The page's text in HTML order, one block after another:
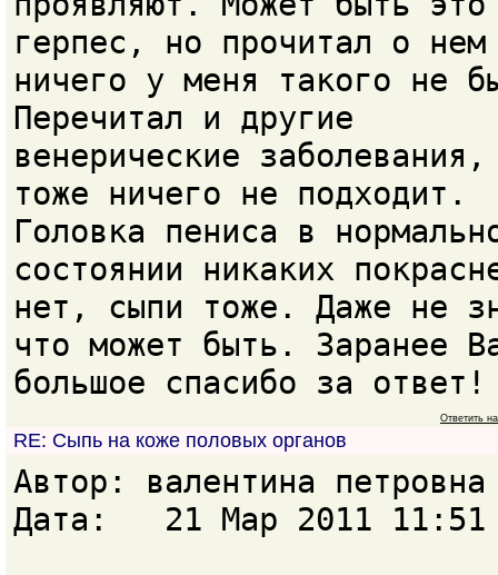
герпес, но прочитал о нем
ничего у меня такого не
Перечитал и другие
венерические заболевания,
тоже ничего не подходит.
Головка пениса в
состоянии никаких
нет, сыпи тоже. Даже не
что может быть. Заранее
большое спасибо за ответ!
Ответить
RE: Сыпь на коже половых органов
Автор: валентина
Дата: 21 Мар 2011 11:51